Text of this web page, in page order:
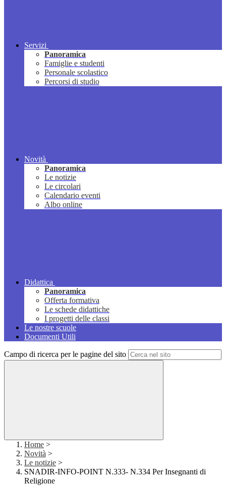
Servizi
Panoramica
Famiglie e studenti
Personale scolastico
Percorsi di studio
Novità
Panoramica
Le notizie
Le circolari
Calendario eventi
Albo online
Didattica
Panoramica
Offerta formativa
Le schede didattiche
I progetti delle classi
Le nostre scuole
Documenti Utili
Campo di ricerca per le pagine del sito
Home >
Novità >
Le notizie >
SNADIR-INFO-POINT N.333- N.334 Per Insegnanti di
Religione